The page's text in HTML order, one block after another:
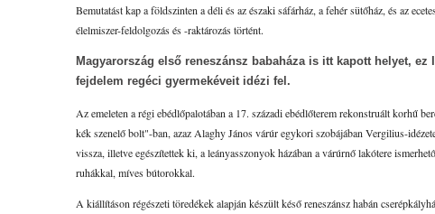
Bemutatást kap a földszinten a déli és az északi sáfárház, a fehér sütőház, és az
élelmiszer-feldolgozás és -raktározás történt.
Magyarország első reneszánsz babaháza is itt kapott helyet, ez
fejdelem regéci gyermekéveit idézi fel.
Az emeleten a régi ebédlőpalotában a 17. századi ebédlőterem rekonstruált korhű
kék szenelő bolt"-ban, azaz Alaghy János várúr egykori szobájában Vergilius-
vissza, illetve egészítettek ki, a leányasszonyok házában a várúrnő lakótere
ruhákkal, míves bútorokkal.
A kiállításon régészeti töredékek alapján készült késő reneszánsz habán